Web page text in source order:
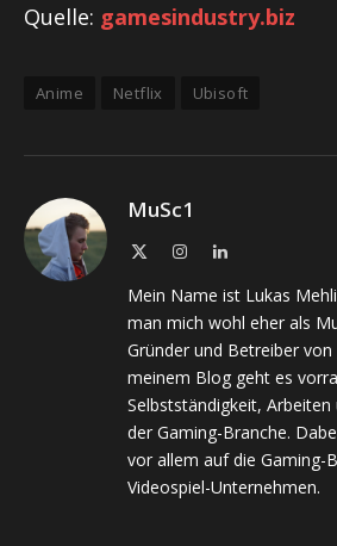
Quelle: gamesindustry.biz
Anime Netflix Ubisoft
MuSc1
InstagramLinkedIn
Mein Name ist Lukas
man mich wohl eher als
Gründer und Betreiber
meinem Blog geht es
Selbstständigkeit, Arbeiten
der Gaming-Branche.
vor allem auf die Gaming-
Videospiel-Unternehmen.